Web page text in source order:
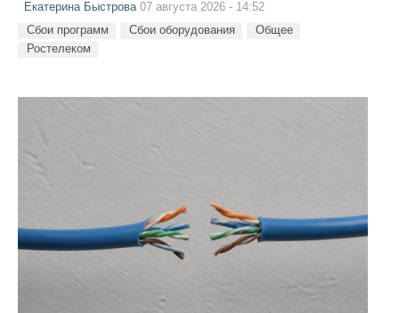
Екатерина Быстрова07 августа 2026 - 14:52
Сбои программ Сбои оборудования
Общее
Ростелеком